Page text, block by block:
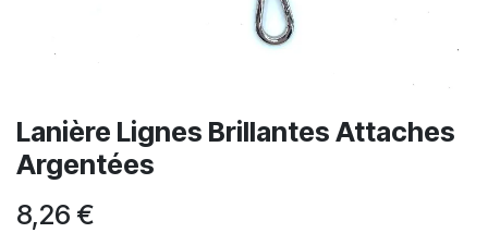
Lanière Lignes Brillantes Attaches
Argentées
8,26 €